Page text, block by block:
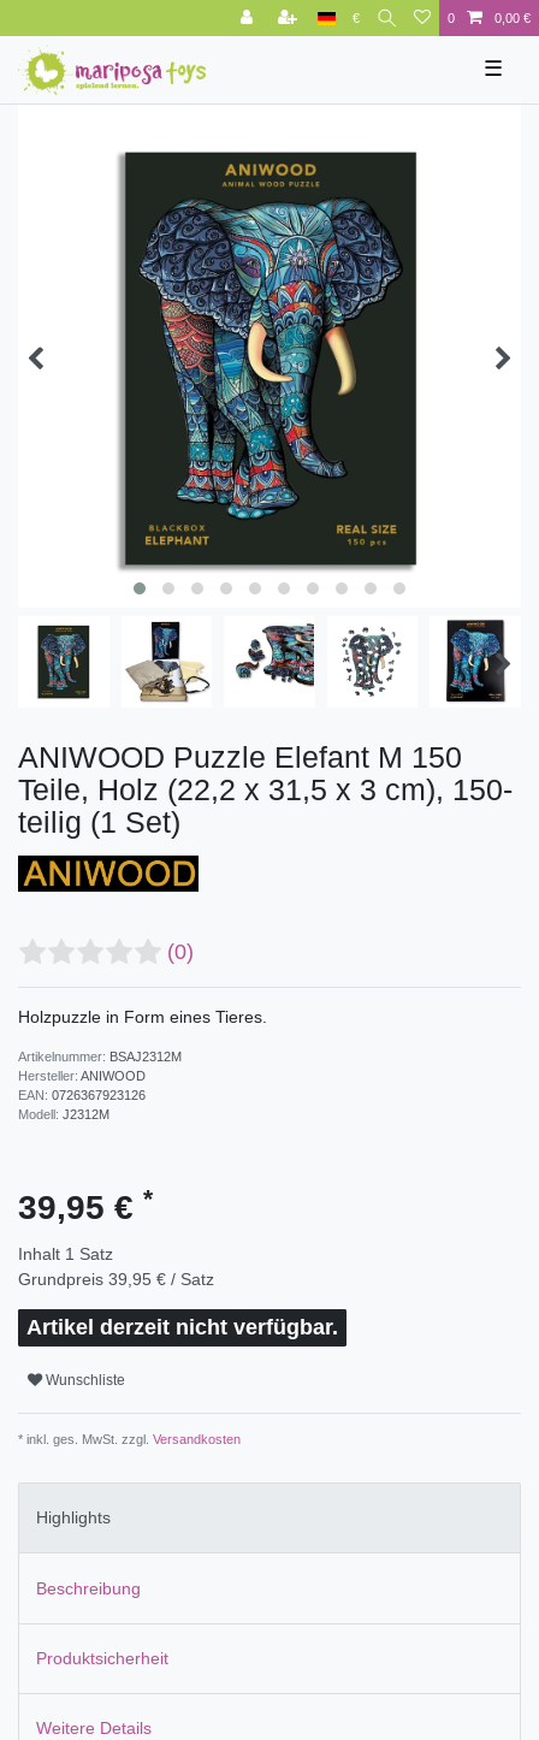
€ 0 0,00 €
☰
ANIWOOD Puzzle Elefant M 150
Teile, Holz (22,2 x 31,5 x 3 cm), 150-
teilig (1 Set)
(0)
Holzpuzzle in Form eines Tieres.
Artikelnummer: BSAJ2312M
Hersteller: ANIWOOD
EAN: 0726367923126
Modell: J2312M
39,95 € *
Inhalt 1 Satz
Grundpreis 39,95 € / Satz
Artikel derzeit nicht verfügbar.
Wunschliste
* inkl. ges. MwSt. zzgl. Versandkosten
Highlights
Beschreibung
Produktsicherheit
Weitere Details